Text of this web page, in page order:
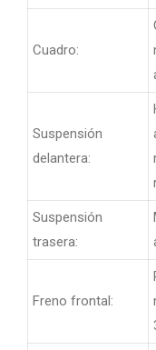
Cuadro:
Suspensión
delantera:
Suspensión
trasera:
Freno frontal: